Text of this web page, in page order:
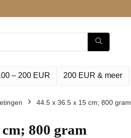
– 200 EUR 200 EUR & meer
‎44.5 x 36.5 x 15 cm; 800 gram
800 gram